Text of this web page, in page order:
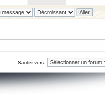
Sauter vers: